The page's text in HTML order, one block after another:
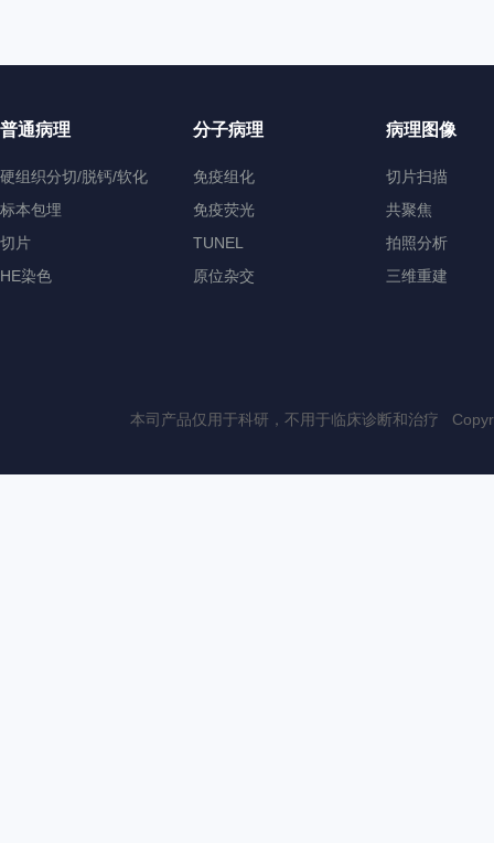
普通病理
硬组织分切/脱钙/软化
标本包埋
切片
HE染色
分子病理
免疫组化
免疫荧光
TUNEL
原位杂交
病理图像
切片扫描
共聚焦
拍照分析
三维重建
本司产品仅用于科研，不用于临床诊断和治疗